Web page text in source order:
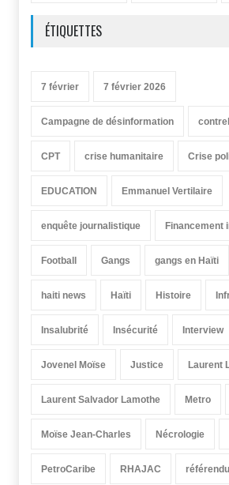
ÉTIQUETTES
7 février 7 février 2026
Campagne de désinformation
CPT crise humanitaire Crise
EDUCATION Emmanuel Vertilaire
enquête journalistique Financement
Football Gangs gangs en Haïti
haiti news Haïti Histoire
Insalubrité Insécurité Interview
Jovenel Moïse Justice Laurent
Laurent Salvador Lamothe Metro
Moïse Jean-Charles Nécrologie
PetroCaribe RHAJAC